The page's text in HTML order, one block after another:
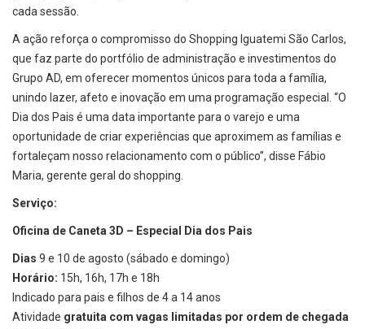
cada sessão.
A ação reforça o compromisso do Shopping Iguatemi São Carlos,
que faz parte do portfólio de administração e investimentos do
Grupo AD, em oferecer momentos únicos para toda a família,
unindo lazer, afeto e inovação em uma programação especial. “O
Dia dos Pais é uma data importante para o varejo e uma
oportunidade de criar experiências que aproximem as famílias e
fortaleçam nosso relacionamento com o público”, disse Fábio
Maria, gerente geral do shopping.
Serviço:
Oficina de Caneta 3D – Especial Dia dos Pais
Dias 9 e 10 de agosto (sábado e domingo)
Horário: 15h, 16h, 17h e 18h
Indicado para pais e filhos de 4 a 14 anos
Atividade gratuita com vagas limitadas por ordem de chegada